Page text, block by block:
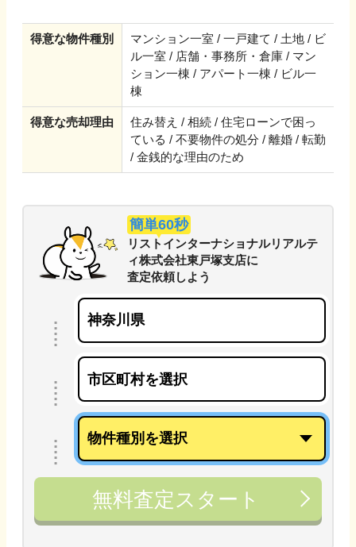
得意な物件種別
マンション一室 / 一戸建て / 土地 / ビ
ル一室 / 店舗・事務所・倉庫 / マン
ション一棟 / アパート一棟 / ビル一
棟
得意な売却理由
住み替え / 相続 / 住宅ローンで困っ
ている / 不要物件の処分 / 離婚 / 転勤
/ 金銭的な理由のため
簡単60秒
リストインターナショナルリアルテ
ィ株式会社東戸塚支店に
査定依頼しよう
無料査定スタート